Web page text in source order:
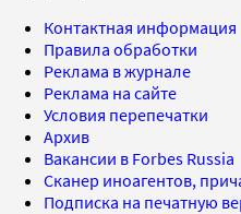
Контактная информация
Правила обработки
Реклама в журнале
Реклама на сайте
Условия перепечатки
Архив
Вакансии в Forbes Russia
Сканер иноагентов,
Подписка на печатную